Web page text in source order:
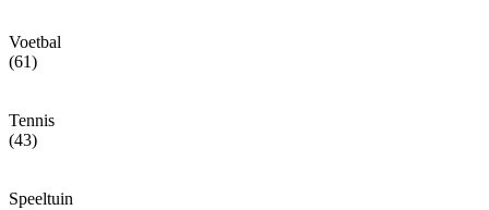
Voetbal
(61)
Tennis
(43)
Speeltuin